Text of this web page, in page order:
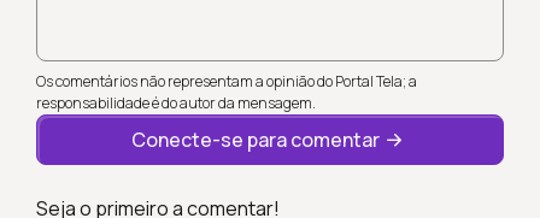
Os comentários não representam a opinião do Portal Tela; a
responsabilidade é do autor da mensagem.
Conecte-se para comentar
Seja o primeiro a comentar!